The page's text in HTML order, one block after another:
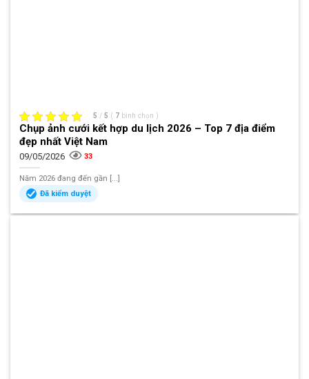
5 / 5 ( 7 bình chọn )
Chụp ảnh cưới kết hợp du lịch 2026 – Top 7 địa điểm
đẹp nhất Việt Nam
09/05/2026 33
Năm 2026 đang đến gần [...]
Đã kiểm duyệt